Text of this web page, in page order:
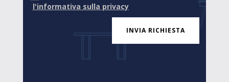
l'informativa sulla privacy
INVIA RICHIESTA